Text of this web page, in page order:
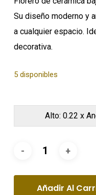
Su diseño moderno y
a cualquier espacio.
decorativa.
5 disponibles
Alto: 0.22 x
Añadir Al